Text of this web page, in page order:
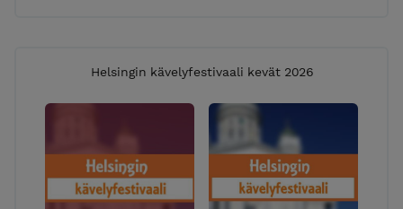
Helsingin kävelyfestivaali kevät 2026